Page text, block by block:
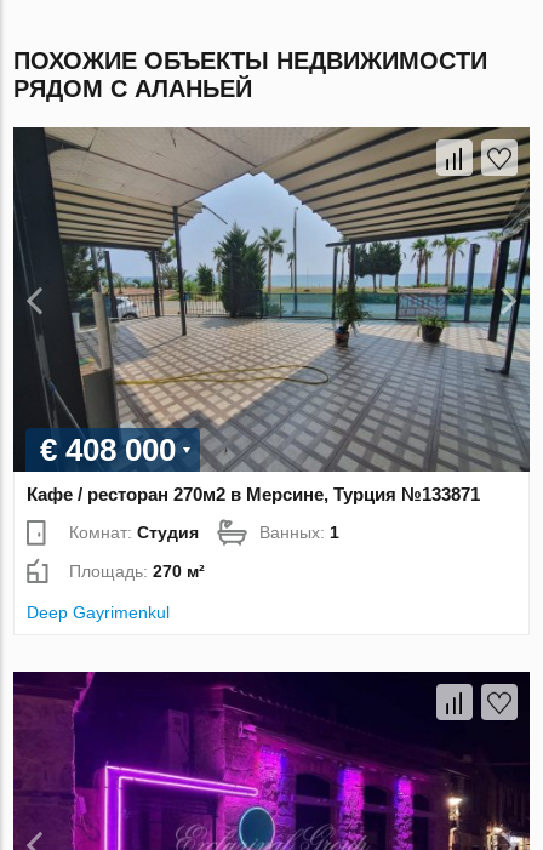
ПОХОЖИЕ ОБЪЕКТЫ НЕДВИЖИМОСТИ
РЯДОМ С АЛАНЬЕЙ
€ 408 000
Кафе / ресторан 270м2 в Мерсине, Турция №133871
Комнат:Студия Ванных: 1
Площадь:270 м²
Deep Gayrimenkul